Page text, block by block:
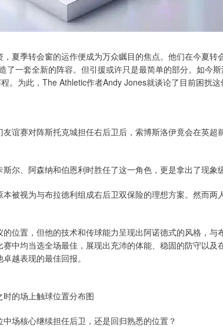
夏季转会窗的运作便成为万众瞩目的焦点。他们在今夏转
了一套全新的阵容。但引援或许只是最简单的部分。如今
。为此，The Athletic作者Andy Jones就谈论了目前困扰这
谊赛对阵斯托克城担任右后卫后，索博斯洛伊竟会在英超
尔、阿森纳和伯恩利时胜任了这一角色，更是拿出了现象
被视为与布拉德利组成右后卫双保险的理想方案。然而两
位置，但他的技术和传球能力呈现出阿诺德式的风格，与
中均当选全场最佳，展现出充沛的体能、稳固的防守以及
越表现的最佳回报。
的场上触球位置分布图
场核心继续担任后卫，还是回归熟悉的位置？